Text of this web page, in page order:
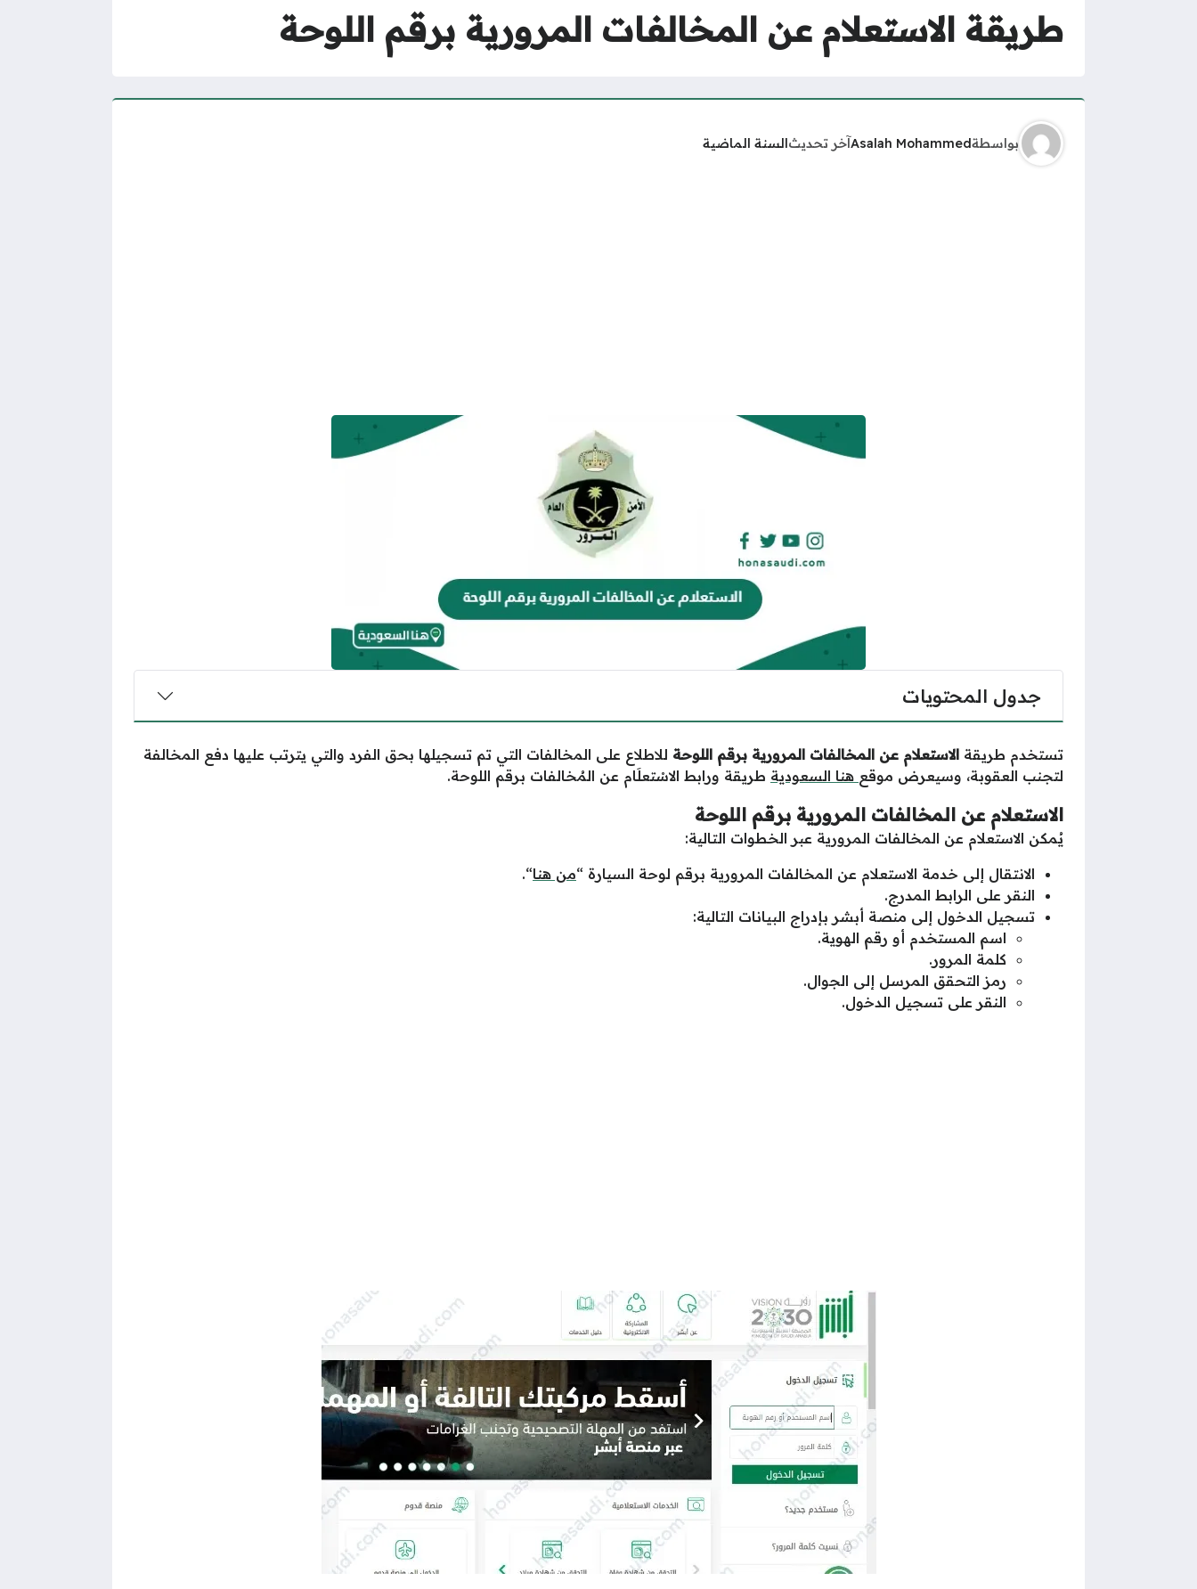
طريقة الاستعلام عن المخالفات المرورية برقم اللوحة
بواسطةAsalah Mohammedآخر تحديثالسنة الماضية
جدول المحتويات
تستخدم طريقة الاستعلام عن المخالفات المرورية برقم اللوحة للاطلاع على المخالفات التي تم تسجيلها بحق الفرد والتي يترتب عليها دفع المخالفة
لتجنب العقوبة، وسيعرض موقع هنا السعودية طريقة ورابط الاسْتعلَام عن المُخالفات برقم اللوحة.
الاستعلام عن المخالفات المرورية برقم اللوحة
يُمكن الاستعلام عن المخالفات المرورية عبر الخطوات التالية:
الانتقال إلى خدمة الاستعلام عن المخالفات المرورية برقم لوحة السيارة “من هنا“.
النقر على الرابط المدرج.
تسجيل الدخول إلى منصة أبشر بإدراج البيانات التالية:
اسم المستخدم أو رقم الهوية.
كلمة المرور.
رمز التحقق المرسل إلى الجوال.
النقر على تسجيل الدخول.